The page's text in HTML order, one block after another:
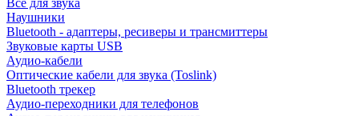
Всё для звука
Наушники
Bluetooth - адаптеры, ресиверы и трансмиттеры
Звуковые карты USB
Аудио-кабели
Оптические кабели для звука (Toslink)
Bluetooth трекер
Аудио-переходники для телефонов